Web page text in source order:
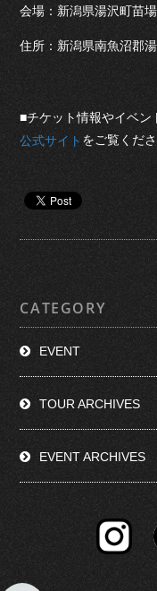
会場：新潟県湯沢町苗
住所：新潟県南魚沼郡
■チケット情報やイベン
公式サイト をご覧くださ
CATEGORY
EVENT
TOUR ARCHIVES
EVENT ARCHIVES